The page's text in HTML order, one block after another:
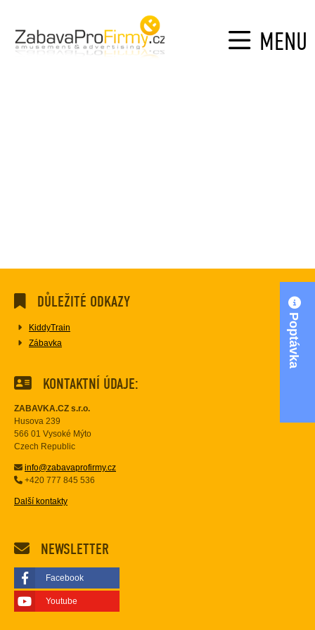
MENU
DŮLEŽITÉ ODKAZY
KiddyTrain
Zábavka
KONTAKTNÍ ÚDAJE:
ZABAVKA.CZ s.r.o.
Husova 239
566 01 Vysoké Mýto
Czech Republic
info@zabavaprofirmy.cz
+420 777 845 536
Další kontakty
NEWSLETTER
Facebook
Youtube
Poptávka